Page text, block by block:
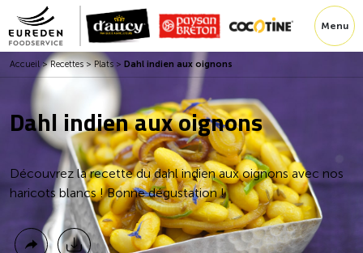
Menu
Accueil>Recettes>Plats> Dahl indien aux oignons
Dahl indien aux oignons
Découvrez la recette du dahl indien aux oignons avec nos
haricots blancs ! Bonne dégustation !